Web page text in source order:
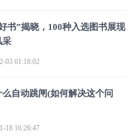
书”揭晓，100种入选图书展现
采
03 01:18:02
自动跳闸(如何解决这个问
18 16:26:47